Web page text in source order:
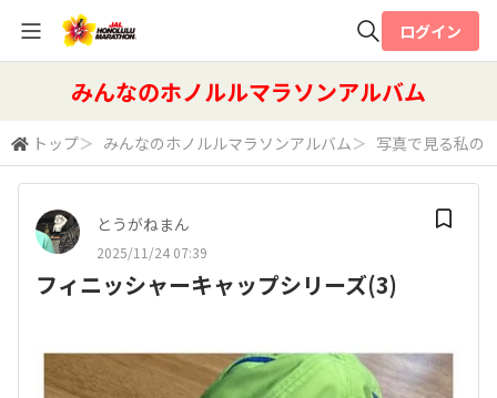
全体検索
検索
ログイン
みんなのホノルルマラソンアルバム
トップ＞ みんなのホノルルマラソンアルバム＞ 写真で見る私の
とうがねまん
2025/11/24 07:39
フィニッシャーキャップシリーズ(3)